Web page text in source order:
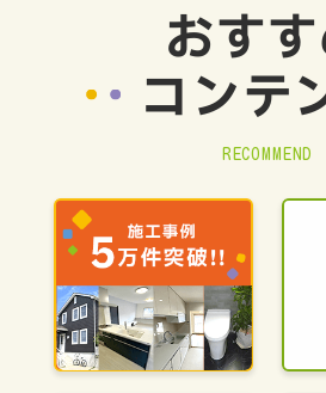
おす
コンテ
RECOMMEND